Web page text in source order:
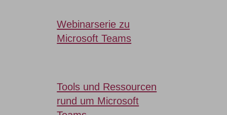
Webinarserie zu
Microsoft Teams
Tools und Ressourcen
rund um Microsoft